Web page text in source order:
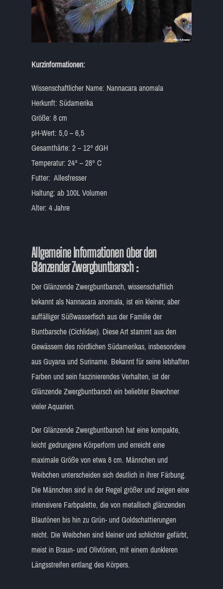
Kurzinformationen:
Wissenschaftlicher Name: Nannacara anomala
Herkunft: Südamerika
Größe: 8 cm
pH-Wert: 5,0 – 6,5
Gesamthärte: 2 – 12° dGH
Temperatur: 24° – 28° C
Futter: Allesfresser
Haltung: ab 100L Volumen
Alter: 4 Jahre
Allgemeine Informationen über den
Glänzender Zwergbuntbarsch :
Der Glänzende Zwergbuntbarsch, wissenschaftlich
bekannt als Nannacara anomala, ist ein kleiner, aber
auffälliger Süßwasserfisch aus der Familie der
Buntbarsche (Cichlidae). Diese Art stammt aus den
Gewässern des nördlichen Südamerikas, insbesondere
aus Guyana und Suriname. Bekannt für seine lebhaften
Farben und sein faszinierendes Verhalten, ist der
Glänzende Zwergbuntbarsch ein beliebter Bewohner
vieler Aquarien.
Der Glänzende Zwergbuntbarsch hat eine kompakte,
leicht gedrungene Körperform und erreicht eine
maximale Größe von etwa 8 cm. Männchen und
Weibchen unterscheiden sich deutlich in ihrer Färbung.
Die Männchen sind in der Regel größer und zeigen eine
intensivere Farbpalette, die von metallisch glänzenden
Blautönen bis hin zu Grün- und Goldschattierungen
reicht. Die Weibchen sind kleiner und schlichter gefärbt,
meist in Braun- und Olivtönen, mit einem dunkleren
Längsstreifen entlang des Körpers.